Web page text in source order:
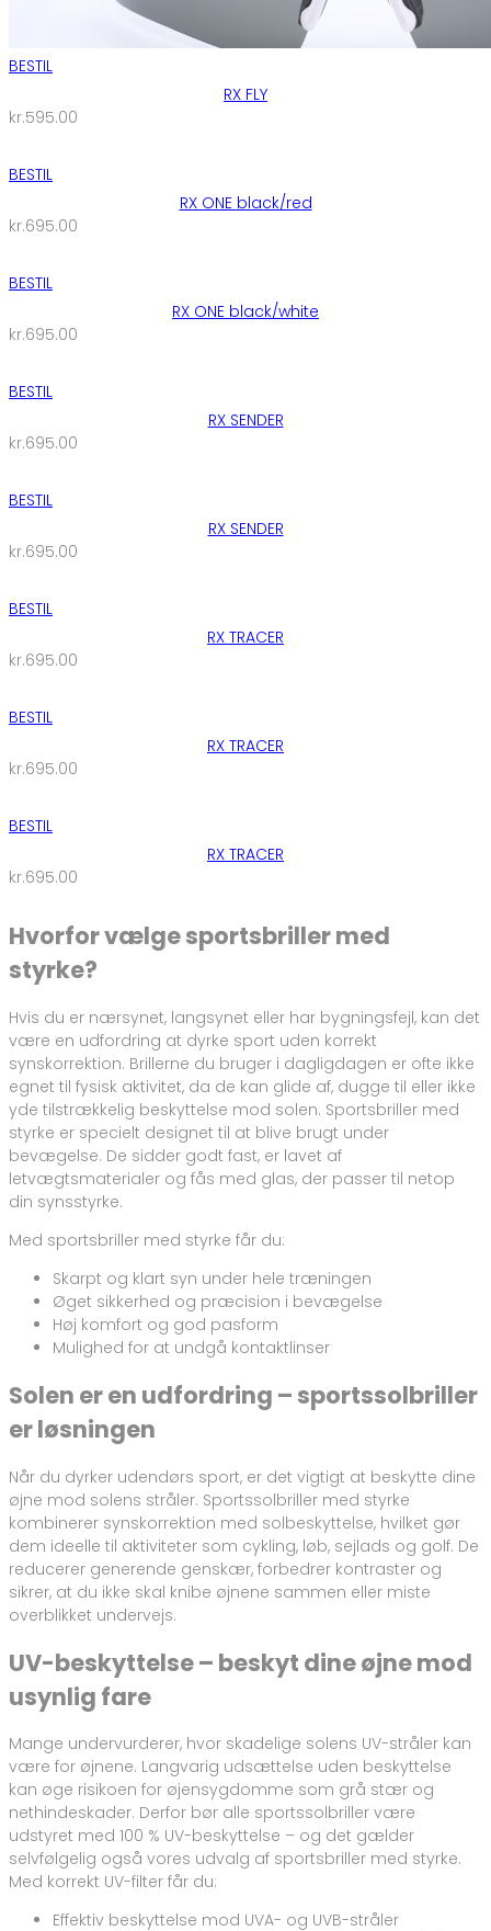
BESTIL
RX FLY
kr.595.00
BESTIL
RX ONE black/red
kr.695.00
BESTIL
RX ONE black/white
kr.695.00
BESTIL
RX SENDER
kr.695.00
BESTIL
RX SENDER
kr.695.00
BESTIL
RX TRACER
kr.695.00
BESTIL
RX TRACER
kr.695.00
BESTIL
RX TRACER
kr.695.00
Hvorfor vælge sportsbriller med
styrke?
Hvis du er nærsynet, langsynet eller har bygningsfejl, kan det
være en udfordring at dyrke sport uden korrekt
synskorrektion. Brillerne du bruger i dagligdagen er ofte ikke
egnet til fysisk aktivitet, da de kan glide af, dugge til eller ikke
yde tilstrækkelig beskyttelse mod solen. Sportsbriller med
styrke er specielt designet til at blive brugt under
bevægelse. De sidder godt fast, er lavet af
letvægtsmaterialer og fås med glas, der passer til netop
din synsstyrke.
Med sportsbriller med styrke får du:
Skarpt og klart syn under hele træningen
Øget sikkerhed og præcision i bevægelse
Høj komfort og god pasform
Mulighed for at undgå kontaktlinser
Solen er en udfordring – sportssolbriller
er løsningen
Når du dyrker udendørs sport, er det vigtigt at beskytte dine
øjne mod solens stråler. Sportssolbriller med styrke
kombinerer synskorrektion med solbeskyttelse, hvilket gør
dem ideelle til aktiviteter som cykling, løb, sejlads og golf. De
reducerer generende genskær, forbedrer kontraster og
sikrer, at du ikke skal knibe øjnene sammen eller miste
overblikket undervejs.
UV-beskyttelse – beskyt dine øjne mod
usynlig fare
Mange undervurderer, hvor skadelige solens UV-stråler kan
være for øjnene. Langvarig udsættelse uden beskyttelse
kan øge risikoen for øjensygdomme som grå stær og
nethindeskader. Derfor bør alle sportssolbriller være
udstyret med 100 % UV-beskyttelse – og det gælder
selvfølgelig også vores udvalg af sportsbriller med styrke.
Med korrekt UV-filter får du:
Effektiv beskyttelse mod UVA- og UVB-stråler